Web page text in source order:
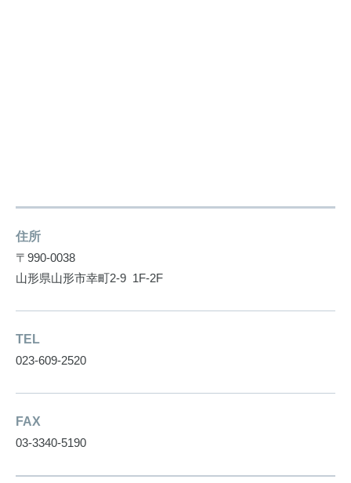
住所
〒990-0038
山形県山形市幸町2-9 1F-2F
TEL
023-609-2520
FAX
03-3340-5190